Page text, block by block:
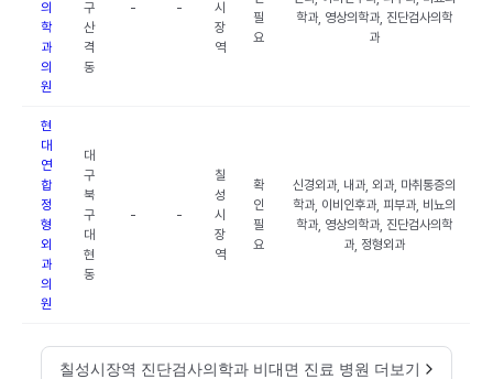
의
학
과
의
원
구
산
격
동
- -
시
장
역
필
요
학과, 영상의학과, 진단검사의학
과
현
대
연
합
정
형
외
과
의
원
대
구
북
구
대
현
동
- -
칠
성
시
장
역
확
인
필
요
신경외과, 내과, 외과, 마취통증의
학과, 이비인후과, 피부과, 비뇨의
학과, 영상의학과, 진단검사의학
과, 정형외과
칠성시장역 진단검사의학과 비대면 진료 병원 더보기